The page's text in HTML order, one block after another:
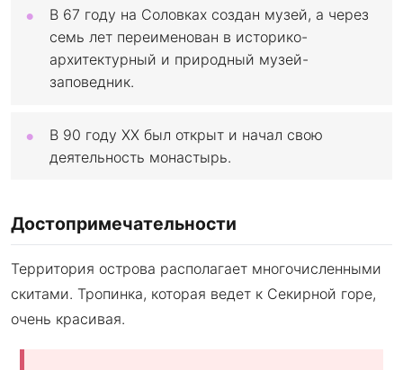
В 67 году на Соловках создан музей, а через
семь лет переименован в историко-
архитектурный и природный музей-
заповедник.
В 90 году XX был открыт и начал свою
деятельность монастырь.
Достопримечательности
Территория острова располагает многочисленными
скитами. Тропинка, которая ведет к Секирной горе,
очень красивая.